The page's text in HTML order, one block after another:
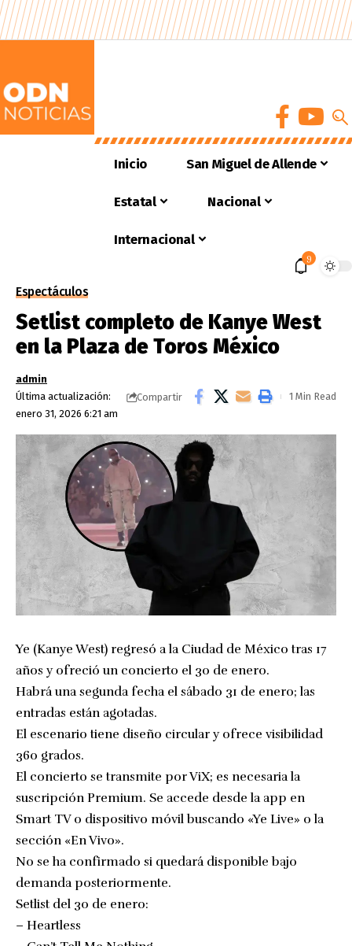
Inicio San Miguel de Allende
Estatal Nacional
Internacional
9
Espectáculos
Setlist completo de Kanye West
en la Plaza de Toros México
Última actualización:
enero 31, 2026 6:21 am
admin
Compartir
1 Min Read
Ye (Kanye West) regresó a la Ciudad de México tras 17
años y ofreció un concierto el 30 de enero.
Habrá una segunda fecha el sábado 31 de enero; las
entradas están agotadas.
El escenario tiene diseño circular y ofrece visibilidad
360 grados.
El concierto se transmite por ViX; es necesaria la
suscripción Premium. Se accede desde la app en
Smart TV o dispositivo móvil buscando «Ye Live» o la
sección «En Vivo».
No se ha confirmado si quedará disponible bajo
demanda posteriormente.
Setlist del 30 de enero:
– Heartless